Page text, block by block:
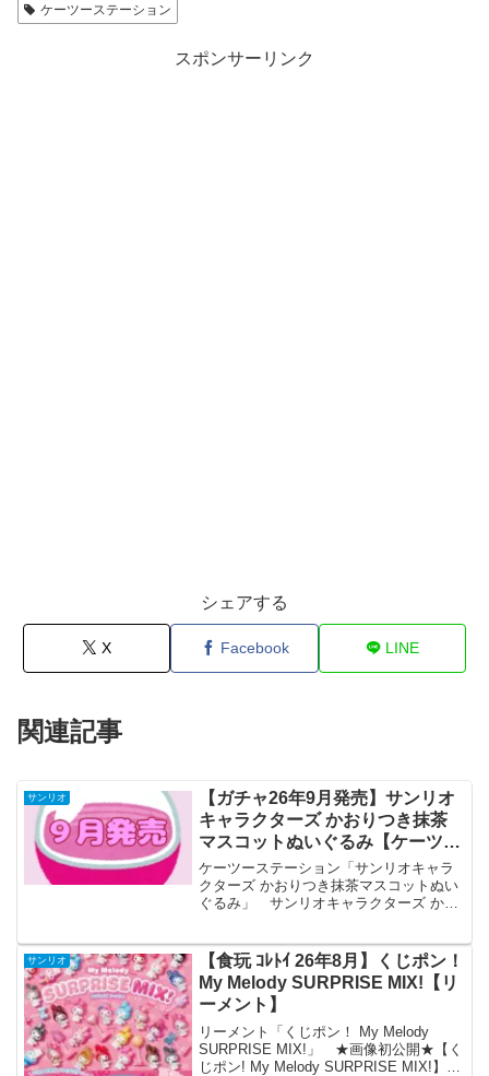
ケーツーステーション
スポンサーリンク
シェアする
X Facebook LINE
関連記事
サンリオ
【ガチャ26年9月発売】サンリオ
キャラクターズ かおりつき抹茶
マスコットぬいぐるみ【ケーツー
ステーション】
ケーツーステーション「サンリオキャラ
クターズ かおりつき抹茶マスコットぬい
ぐるみ」 サンリオキャラクターズ かお
ト】 「サンリオキャラクターズ」より
かおりつき抹茶...
サンリオ
【食玩 ｺﾚﾄｲ 26年8月】くじポン！
My Melody SURPRISE MIX!【リ
ーメント】
リーメント「くじポン！ My Melody
SURPRISE MIX!」 ★画像初公開★【く
じポン! My Melody SURPRISE MIX!】い